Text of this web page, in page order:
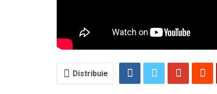
Distribuie